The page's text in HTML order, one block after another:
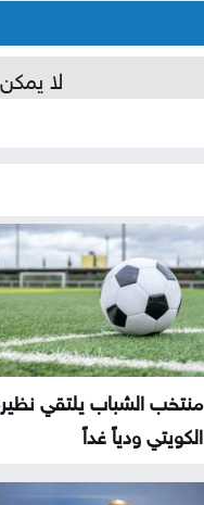
لا
منتخب الشباب يلتقي
الكويتي ودياً غداً